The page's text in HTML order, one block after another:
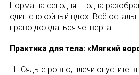
Норма на сегодня — одна
один спокойный вдох. Всё
право дождаться четверга.
Практика для тела: «Мягкий
Сядьте ровно, плечи опустите